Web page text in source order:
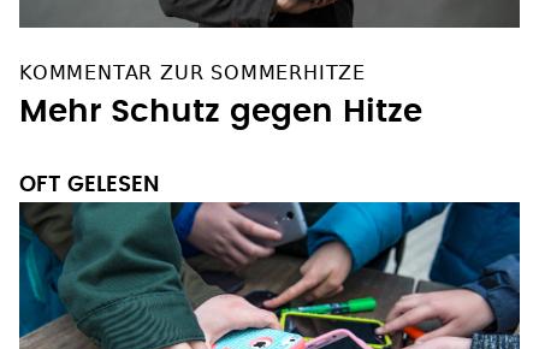
Mehr Schutz gegen Hitze